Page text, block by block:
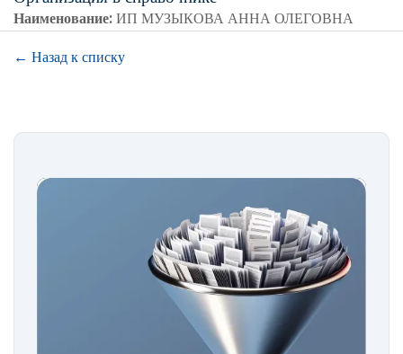
Наименование:ИП МУЗЫКОВА АННА ОЛЕГОВНА
← Назад к списку